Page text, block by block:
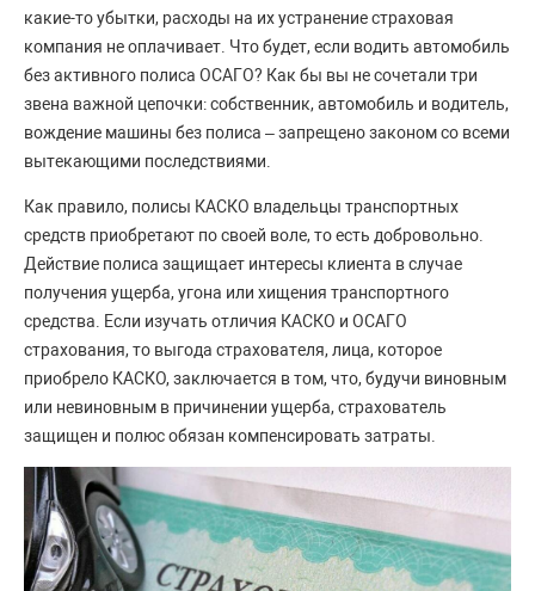
какие-то убытки, расходы на их устранение страховая
компания не оплачивает. Что будет, если водить автомобиль
без активного полиса ОСАГО? Как бы вы не сочетали три
звена важной цепочки: собственник, автомобиль и водитель,
вождение машины без полиса – запрещено законом со всеми
вытекающими последствиями.
Как правило, полисы КАСКО владельцы транспортных
средств приобретают по своей воле, то есть добровольно.
Действие полиса защищает интересы клиента в случае
получения ущерба, угона или хищения транспортного
средства. Если изучать отличия КАСКО и ОСАГО
страхования, то выгода страхователя, лица, которое
приобрело КАСКО, заключается в том, что, будучи виновным
или невиновным в причинении ущерба, страхователь
защищен и полюс обязан компенсировать затраты.